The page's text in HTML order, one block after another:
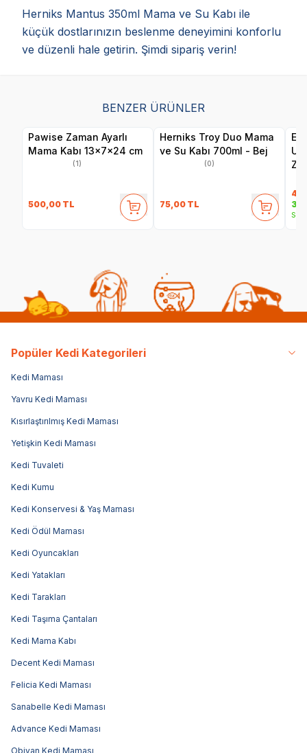
Herniks Mantus 350ml Mama ve Su Kabı ile
küçük dostlarınızın beslenme deneyimini konforlu
ve düzenli hale getirin. Şimdi sipariş verin!
BENZER ÜRÜNLER
Pawise Zaman Ayarlı
Mama Kabı 13x7x24 cm
(1)
500,00 TL
Herniks Troy Duo Mama
ve Su Kabı 700ml - Bej
(0)
75,00 TL
Popüler Kedi Kategorileri
Kedi Maması
Yavru Kedi Maması
Kısırlaştırılmış Kedi Maması
Yetişkin Kedi Maması
Kedi Tuvaleti
Kedi Kumu
Kedi Konservesi & Yaş Maması
Kedi Ödül Maması
Kedi Oyuncakları
Kedi Yatakları
Kedi Tarakları
Kedi Taşıma Çantaları
Kedi Mama Kabı
Decent Kedi Maması
Felicia Kedi Maması
Sanabelle Kedi Maması
Advance Kedi Maması
Obivan Kedi Maması